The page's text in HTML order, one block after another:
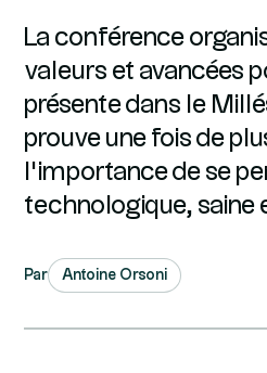
La conférence
valeurs et avancées
présente dans le
prouve une fois de
l’importance de se
technologique, saine
Par Antoine Orsoni